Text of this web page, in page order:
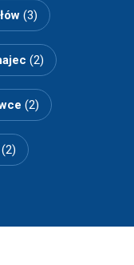
(3)
(2)
(2)
(2)